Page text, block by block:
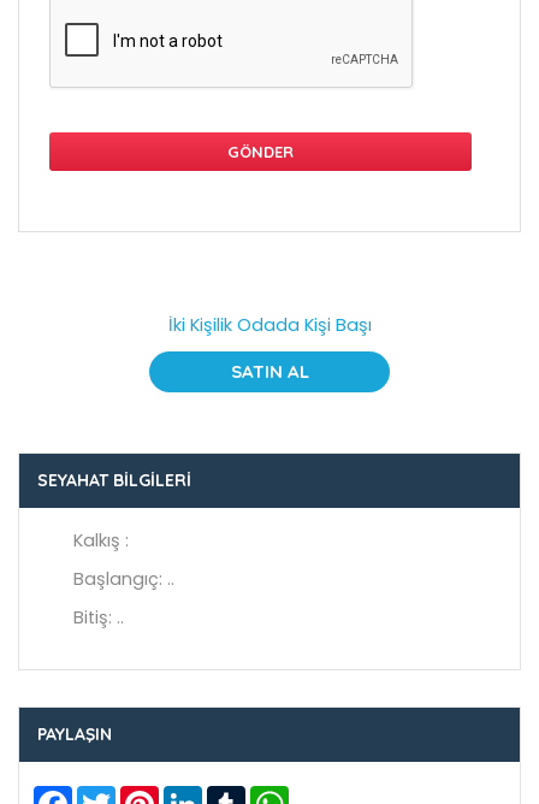
İki Kişilik Odada Kişi Başı
SATIN AL
SEYAHAT BILGILERI
Kalkış :
Başlangıç: ..
Bitiş: ..
PAYLAŞIN